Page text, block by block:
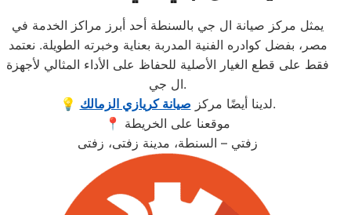
يمثل مركز صيانة ال جي بالسنطة أحد أبرز مراكز الخدمة في
مصر، بفضل كوادره الفنية المدربة بعناية وخبرته الطويلة. نعتمد
فقط على قطع الغيار الأصلية للحفاظ على الأداء المثالي لأجهزة
ال جي.
💡 لدينا أيضًا مركز صيانة كريازي الزمالك
.
📍 موقعنا على الخريطة
زفتي – السنطة، مدينة زفتى، زفتى